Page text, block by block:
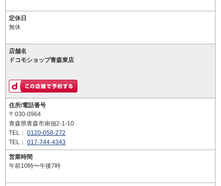
定休日
無休
店舗名
ドコモショップ青森東店
住所/電話番号
〒030-0964
青森県青森市南佃2-1-10
TEL： 0120-058-272
TEL： 017-744-4343
営業時間
午前10時〜午後7時